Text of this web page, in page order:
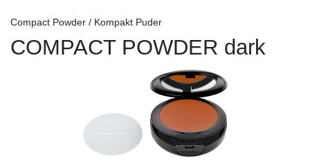
Compact Powder / Kompakt Puder
COMPACT POWDER dark